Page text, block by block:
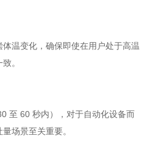
温变化，确保即使在用户处于高温
。
至 60 秒内），对于自动化设备而
场景至关重要。